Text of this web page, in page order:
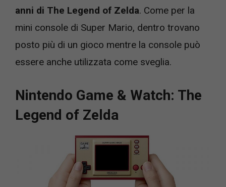
anni di The Legend of Zelda. Come per la
mini console di Super Mario, dentro trovano
posto più di un gioco mentre la console può
essere anche utilizzata come sveglia.
Nintendo Game & Watch: The
Legend of Zelda